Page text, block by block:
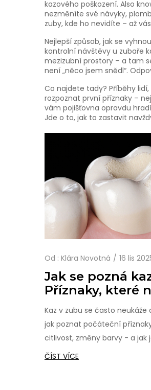
kazového poškození. Also
nezměníte své návyky,
zuby, kde ho nevidíte – až
Nejlepší způsob, jak se
kontrolní návštěvy u zubaře
mezizubní prostory – a tam
není „něco jsem snědl“.
Co najdete tady? Příběhy
rozpoznat první příznaky –
vám pojišťovna opravdu
Jde o to, jak to zastavit
Od : Klára Novotná 16 lis
Jak se pozná
Příznaky, které
ignorovat
Kaz v zubu se často neukáže
jak poznat počáteční
citlivost, změny barvy - a jak
stane vážným problémem.
ČÍST VÍCE